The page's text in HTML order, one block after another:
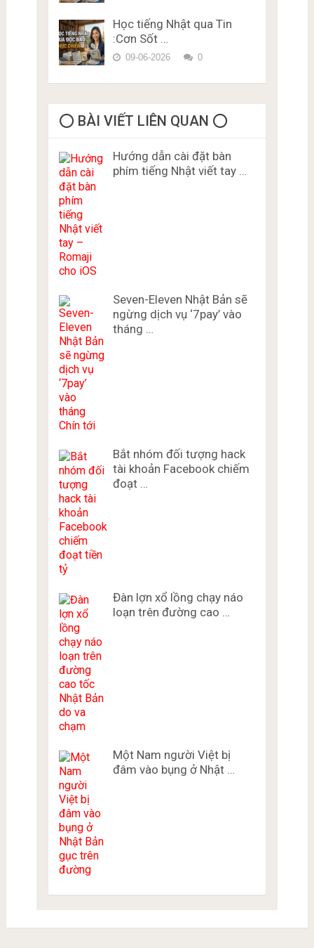
Học tiếng Nhật qua Tin
:Cơn Sốt …
09-06-2026 0
⭕️ BÀI VIẾT LIÊN QUAN ⭕️
Hướng dẫn cài đặt bàn
phím tiếng Nhật viết tay …
Seven-Eleven Nhật Bản sẽ
ngừng dịch vụ ‘7pay’ vào
tháng …
Bắt nhóm đối tượng hack
tài khoản Facebook chiếm
đoạt …
Đàn lợn xổ lồng chạy náo
loạn trên đường cao …
Một Nam người Việt bị
đâm vào bụng ở Nhật …